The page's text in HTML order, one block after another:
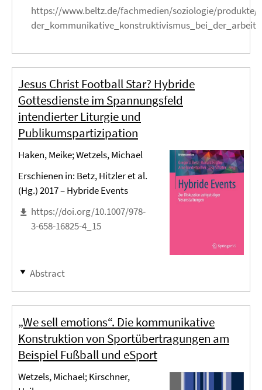
https://www.beltz.de/fachmedien/soziologie/
Jesus Christ Football Star? Hybride
Gottesdienste im Spannungsfeld
intendierter Liturgie und
Publikumspartizipation
Haken, Meike; Wetzels, Michael
Erschienen in: Betz, Hitzler et al.
(Hg.) 2017 – Hybride Events
https://doi.org/10.1007/978-
3-658-16825-4_15
Abstract
„We sell emotions“. Die kommunikative
Konstruktion von Sportübertragungen am
Beispiel Fußball und eSport
Wetzels, Michael; Kirschner,